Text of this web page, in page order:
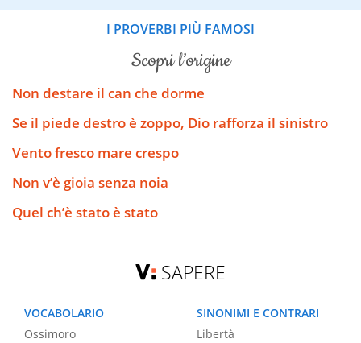
I PROVERBI PIÙ FAMOSI
scopri l’origine
Non destare il can che dorme
Se il piede destro è zoppo, Dio rafforza il sinistro
Vento fresco mare crespo
Non v’è gioia senza noia
Quel ch’è stato è stato
SAPERE
VOCABOLARIO
Ossimoro
SINONIMI E CONTRARI
Libertà